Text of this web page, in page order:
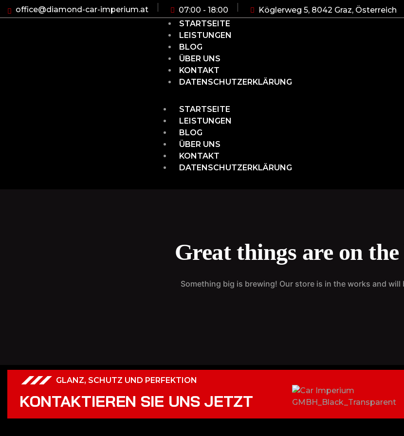
office@diamond-car-imperium.at 07:00 - 18:00
Köglerweg 5, 8042 Graz, Österreich
STARTSEITE
LEISTUNGEN
BLOG
ÜBER UNS
KONTAKT
DATENSCHUTZERKLÄRUNG
STARTSEITE
LEISTUNGEN
BLOG
ÜBER UNS
KONTAKT
DATENSCHUTZERKLÄRUNG
Great things are on
Something big is brewing! Our store is in the works and will
GLANZ, SCHUTZ UND PERFEKTION
KONTAKTIEREN SIE UNS JETZT